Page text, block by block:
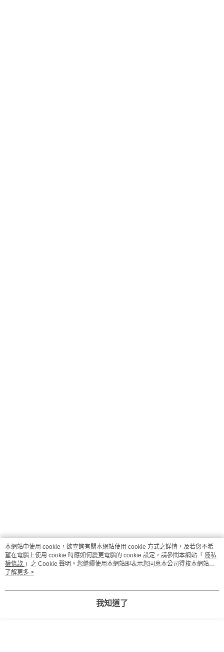
本網站中使用 cookie，欲查詢有關本網站使用 cookie 方式之詳情，及若您不希
望在電腦上使用 cookie 時應如何變更電腦的 cookie 設定，請參閱本網站「 隱私
權條款 」之 Cookie 聲明。您繼續使用本網站即表示您同意本公司得按本網站使
用條款之 Cookie 聲明使用 cookie。
了解更多 >
我知道了